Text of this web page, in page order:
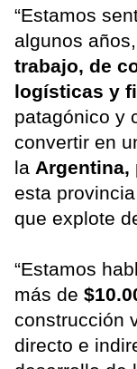
“Estamos
algunos
trabajo, de
logísticas y
patagónico y
convertir en
la Argentina,
esta
que explote
“Estamos
más de
construcción
directo e